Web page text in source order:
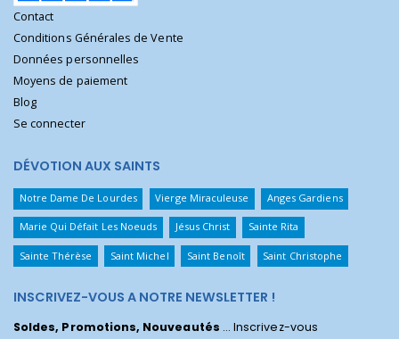
Contact
Conditions Générales de Vente
Données personnelles
Moyens de paiement
Blog
Se connecter
DÉVOTION AUX SAINTS
Notre Dame De Lourdes Vierge Miraculeuse Anges Gardiens
Marie Qui Défait Les Noeuds Jésus Christ Sainte Rita
Sainte Thérèse Saint Michel Saint Benoît Saint Christophe
INSCRIVEZ-VOUS A NOTRE NEWSLETTER !
Soldes, Promotions, Nouveautés ... Inscrivez-vous